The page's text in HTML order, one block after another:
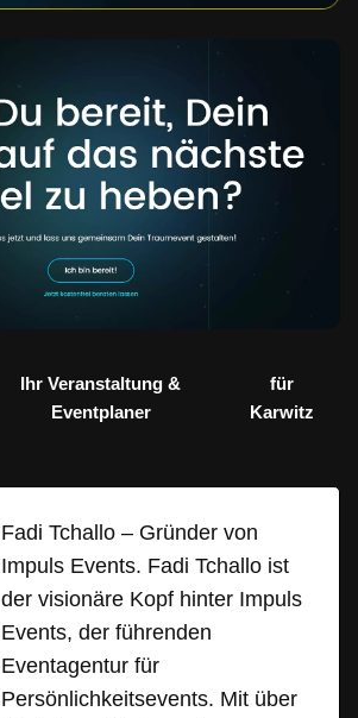
Ihr Veranstaltung &
Eventplaner
für
Karwitz
Fadi Tchallo – Gründer von
Impuls Events. Fadi Tchallo ist
der visionäre Kopf hinter Impuls
Events, der führenden
Eventagentur für
Persönlichkeitsevents. Mit über